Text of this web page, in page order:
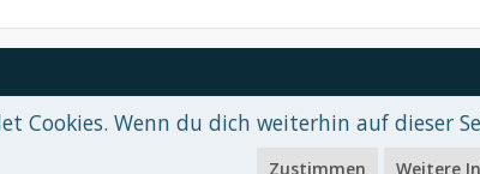
Ltd.-Deutsch von xenDach©2010-2017
Cookies. Wenn du dich weiterhin auf dieser
Zustimmen Weitere